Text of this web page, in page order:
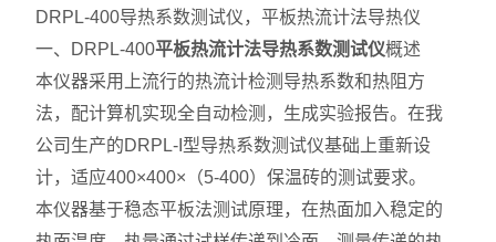
DRPL-400导热系数测试仪，平板热流计法导热仪
一、DRPL-400平板热流计法导热系数测试仪概述
本仪器采用上流行的热流计检测导热系数和热阻方
法，配计算机实现全自动检测，生成实验报告。在我
公司生产的DRPL-I型导热系数测试仪基础上重新设
计，适应400×400×（5-400）保温砖的测试要求。
本仪器基于稳态平板法测试原理，在热面加入稳定的